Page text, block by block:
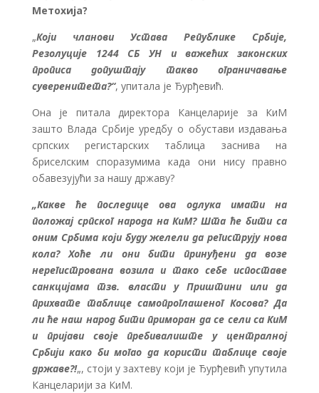
Метохија?
„Који чланови Устава Републике Србије,
Резолуције 1244 СБ УН и важећих законских
прописа допуштају такво ограничавање
суверенитета?“, упитала је Ђурђевић.
Она је питала директора Канцеларије за КиМ
зашто Влада Србије уредбу о обустави издавања
српских регистарских таблица заснива на
бриселским споразумима када они нису правно
обавезујући за нашу државу?
„Какве ће последице ова одлука имати на
положај српског народа на КиМ? Шта ће бити са
оним Србима који буду желели да региструју нова
кола? Хоће ли они бити принуђени да возе
нерегистрована возила и тако себе испоставе
санкцијама тзв. власти у Приштини или да
прихвате таблице самопроглашеног Косова? Да
ли ће наш народ бити приморан да се сели са КиМ
и пријави своје пребивалиште у централној
Србији како би могао да користи таблице своје
државе?!„, стоји у захтеву који је Ђурђевић упутила
Канцеларији за КиМ.